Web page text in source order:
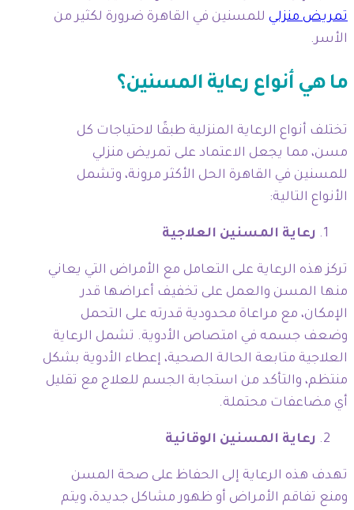
تمريض منزلي للمسنين في القاهرة ضرورة لكثير من
الأسر.
ما هي أنواع رعاية المسنين؟
تختلف أنواع الرعاية المنزلية طبقًا لاحتياجات كل
مسن، مما يجعل الاعتماد على تمريض منزلي
للمسنين في القاهرة الحل الأكثر مرونة، وتشمل
الأنواع التالية:
رعاية المسنين العلاجية
تركز هذه الرعاية على التعامل مع الأمراض التي يعاني
منها المسن والعمل على تخفيف أعراضها قدر
الإمكان، مع مراعاة محدودية قدرته على التحمل
وضعف جسمه في امتصاص الأدوية. تشمل الرعاية
العلاجية متابعة الحالة الصحية، إعطاء الأدوية بشكل
منتظم، والتأكد من استجابة الجسم للعلاج مع تقليل
أي مضاعفات محتملة.
رعاية المسنين الوقائية
تهدف هذه الرعاية إلى الحفاظ على صحة المسن
ومنع تفاقم الأمراض أو ظهور مشاكل جديدة، ويتم